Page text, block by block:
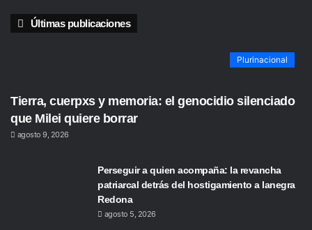
Últimas publicaciones
Plurinacional
Tierra, cuerpxs y memoria: el genocidio silenciado
que Milei quiere borrar
agosto 9, 2026
Perseguir a quien acompaña: la revancha
patriarcal detrás del hostigamiento a lanegra
Redona
agosto 5, 2026